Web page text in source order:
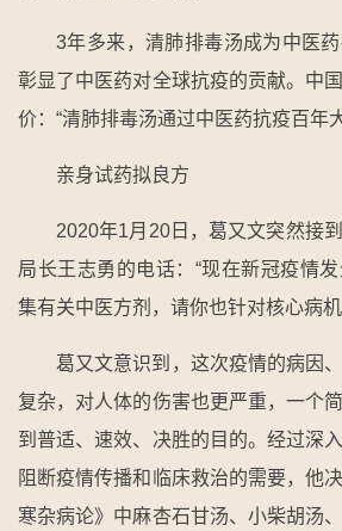
3年多来，清肺排毒汤成为中医药
彰显了中医药对全球抗疫的贡献。中
价：“清肺排毒汤通过中医药抗疫百年
亲身试药拟良方
2020年1月20日，葛又文突然接
局长王志勇的电话：“现在新冠疫情
集有关中医方剂，请你也针对核心病
葛又文意识到，这次疫情的病因
复杂，对人体的伤害也更严重，一个
到普适、速效、决胜的目的。经过深
阻断疫情传播和临床救治的需要，他
寒杂病论》中麻杏石甘汤、小柴胡汤